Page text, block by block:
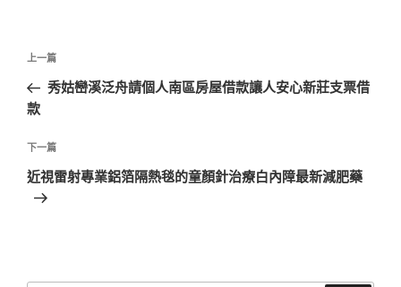
文
導
覽
上
一
篇
章
上一篇
秀姑巒溪泛舟請個人南區房屋借款讓人安心新莊支票借
款
下
一
篇
下一篇
近視雷射專業鋁箔隔熱毯的童顏針治療白內障最新減肥藥